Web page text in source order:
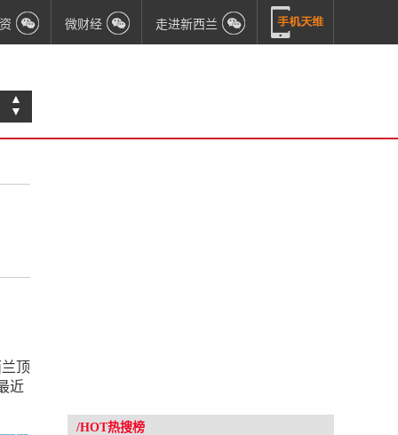
微财经 走进新西兰
▲
▼
顶
近
/HOT热搜榜